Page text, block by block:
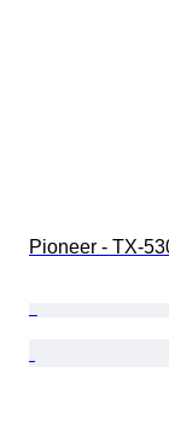
Pioneer - TX-